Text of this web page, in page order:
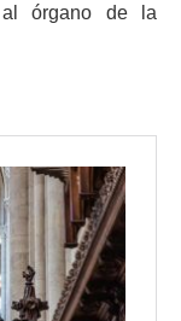
órgano de la